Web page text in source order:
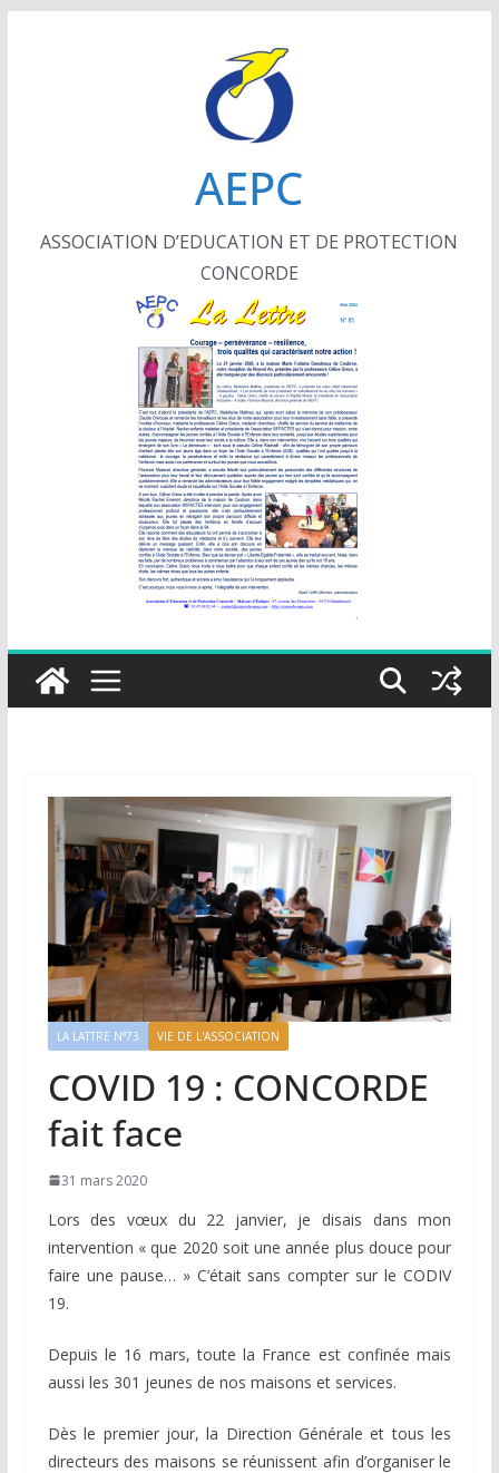
AEPC
ASSOCIATION D’EDUCATION ET DE PROTECTION
CONCORDE
LA LATTRE N°73 VIE DE L'ASSOCIATION
COVID 19 : CONCORDE
fait face
31 mars 2020
Lors des vœux du 22 janvier, je disais dans mon
intervention « que 2020 soit une année plus douce pour
faire une pause… » C’était sans compter sur le CODIV
19.
Depuis le 16 mars, toute la France est confinée mais
aussi les 301 jeunes de nos maisons et services.
Dès le premier jour, la Direction Générale et tous les
directeurs des maisons se réunissent afin d’organiser le